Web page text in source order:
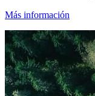
Más información